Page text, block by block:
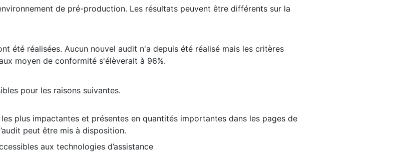
de pré-production. Les résultats peuvent être différents sur la
été réalisées. Aucun nouvel audit n'a depuis été réalisé mais les critères
moyen de conformité s'élèverait à 96%.
pour les raisons suivantes.
plus impactantes et présentes en quantités importantes dans les pages de
peut être mis à disposition.
aux technologies d’assistance